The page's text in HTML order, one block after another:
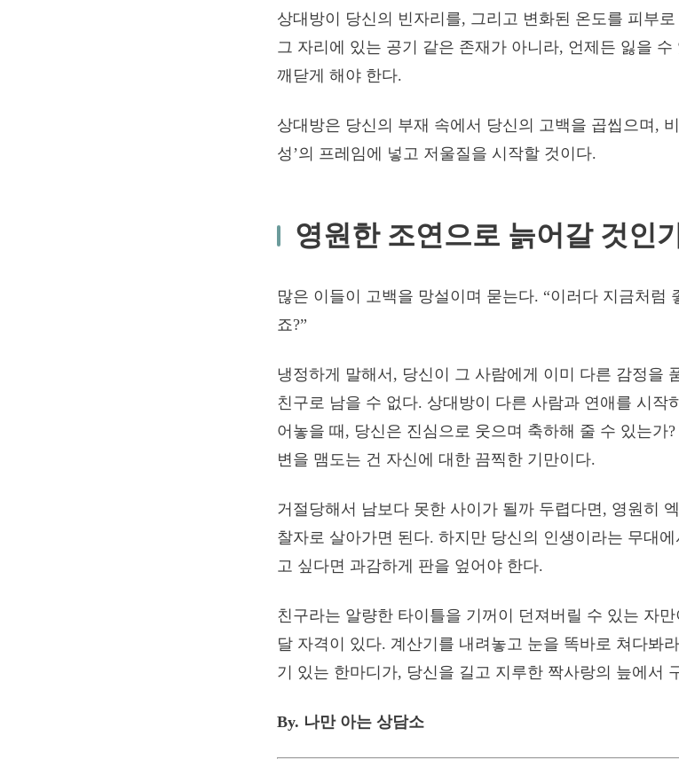
상대방이 당신의 빈자리를, 그리고 변화된 온도를 피부
그 자리에 있는 공기 같은 존재가 아니라, 언제든 잃을 수
깨닫게 해야 한다.
상대방은 당신의 부재 속에서 당신의 고백을 곱씹으며, 비
성’의 프레임에 넣고 저울질을 시작할 것이다.
영원한 조연으로 늙어갈 것인
많은 이들이 고백을 망설이며 묻는다. “이러다 지금처럼
죠?”
냉정하게 말해서, 당신이 그 사람에게 이미 다른 감정을
친구로 남을 수 없다. 상대방이 다른 사람과 연애를 시작
어놓을 때, 당신은 진심으로 웃으며 축하해 줄 수 있는가
변을 맴도는 건 자신에 대한 끔찍한 기만이다.
거절당해서 남보다 못한 사이가 될까 두렵다면, 영원히
찰자로 살아가면 된다. 하지만 당신의 인생이라는 무대
고 싶다면 과감하게 판을 엎어야 한다.
친구라는 알량한 타이틀을 기꺼이 던져버릴 수 있는 자
달 자격이 있다. 계산기를 내려놓고 눈을 똑바로 쳐다봐
기 있는 한마디가, 당신을 길고 지루한 짝사랑의 늪에서
By. 나만 아는 상담소